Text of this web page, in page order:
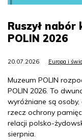
Ruszył
POLIN 2026
20.07.2026 Europa i
Muzeum POLIN
POLIN 2026. To
wyróżniane są
rzecz ochrony
relacji polsko-
sierpnia.